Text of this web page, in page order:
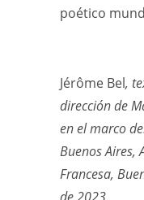
poético
Jérôme Bel,
dirección de
en el marco
Buenos Aires,
Francesa,